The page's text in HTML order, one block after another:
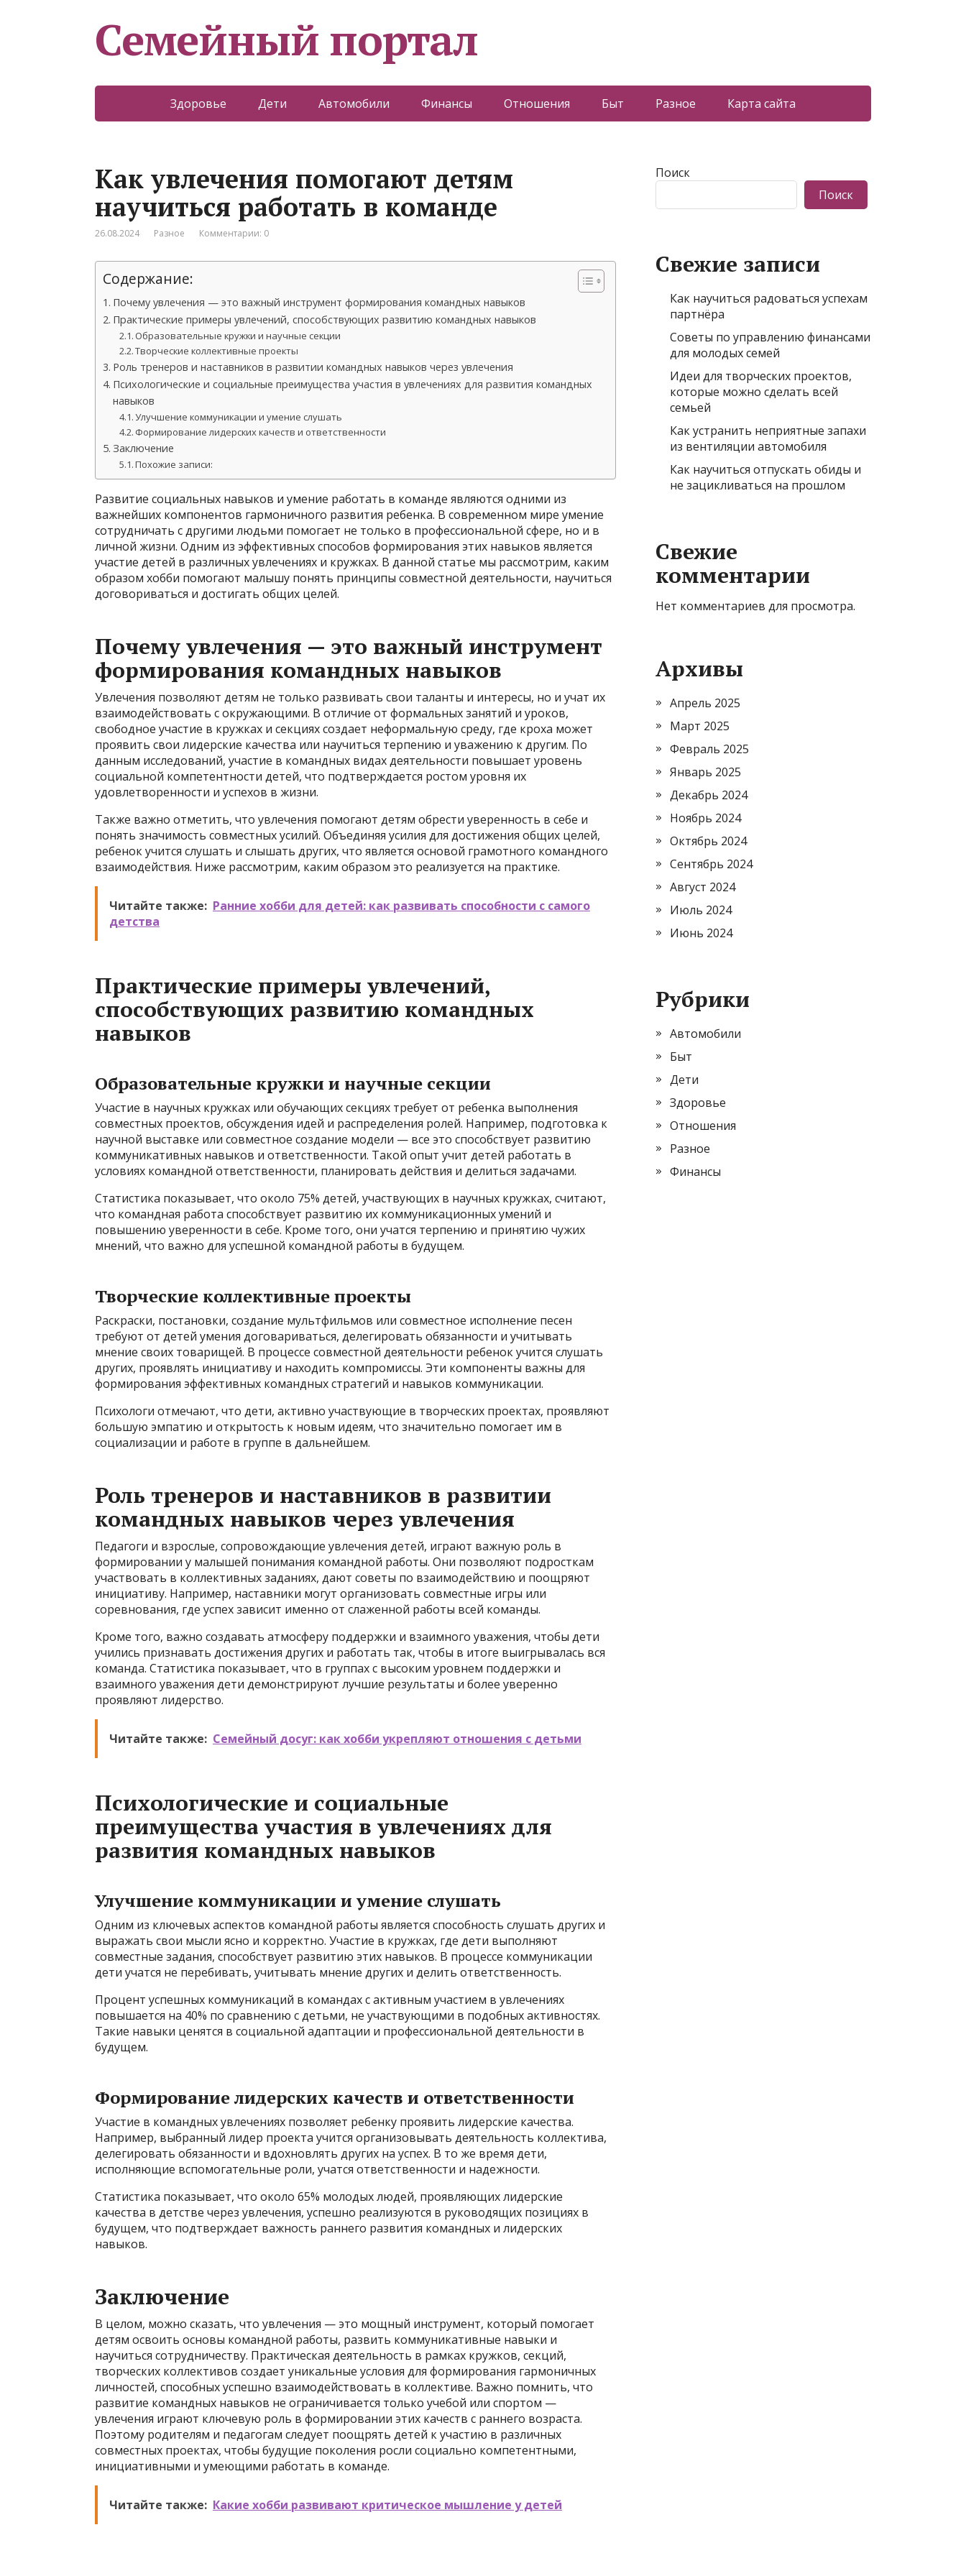
Семейный портал
Здоровье Дети Автомобили Финансы Отношения Быт Разное Карта сайта
Как увлечения помогают детям
научиться работать в команде
26.08.2024 Разное Комментарии: 0
Содержание:
Почему увлечения — это важный инструмент формирования командных навыков
Практические примеры увлечений, способствующих развитию командных навыков
Образовательные кружки и научные секции
Творческие коллективные проекты
Роль тренеров и наставников в развитии командных навыков через увлечения
Психологические и социальные преимущества участия в увлечениях для развития командных
навыков
Улучшение коммуникации и умение слушать
Формирование лидерских качеств и ответственности
Заключение
Похожие записи:
Развитие социальных навыков и умение работать в команде являются одними из
важнейших компонентов гармоничного развития ребенка. В современном мире умение
сотрудничать с другими людьми помогает не только в профессиональной сфере, но и в
личной жизни. Одним из эффективных способов формирования этих навыков является
участие детей в различных увлечениях и кружках. В данной статье мы рассмотрим, каким
образом хобби помогают малышу понять принципы совместной деятельности, научиться
договориваться и достигать общих целей.
Почему увлечения — это важный инструмент
формирования командных навыков
Увлечения позволяют детям не только развивать свои таланты и интересы, но и учат их
взаимодействовать с окружающими. В отличие от формальных занятий и уроков,
свободное участие в кружках и секциях создает неформальную среду, где кроха может
проявить свои лидерские качества или научиться терпению и уважению к другим. По
данным исследований, участие в командных видах деятельности повышает уровень
социальной компетентности детей, что подтверждается ростом уровня их
удовлетворенности и успехов в жизни.
Также важно отметить, что увлечения помогают детям обрести уверенность в себе и
понять значимость совместных усилий. Объединяя усилия для достижения общих целей,
ребенок учится слушать и слышать других, что является основой грамотного командного
взаимодействия. Ниже рассмотрим, каким образом это реализуется на практике.
Читайте также: Ранние хобби для детей: как развивать способности с самого
детства
Практические примеры увлечений,
способствующих развитию командных
навыков
Образовательные кружки и научные секции
Участие в научных кружках или обучающих секциях требует от ребенка выполнения
совместных проектов, обсуждения идей и распределения ролей. Например, подготовка к
научной выставке или совместное создание модели — все это способствует развитию
коммуникативных навыков и ответственности. Такой опыт учит детей работать в
условиях командной ответственности, планировать действия и делиться задачами.
Статистика показывает, что около 75% детей, участвующих в научных кружках, считают,
что командная работа способствует развитию их коммуникационных умений и
повышению уверенности в себе. Кроме того, они учатся терпению и принятию чужих
мнений, что важно для успешной командной работы в будущем.
Творческие коллективные проекты
Раскраски, постановки, создание мультфильмов или совместное исполнение песен
требуют от детей умения договариваться, делегировать обязанности и учитывать
мнение своих товарищей. В процессе совместной деятельности ребенок учится слушать
других, проявлять инициативу и находить компромиссы. Эти компоненты важны для
формирования эффективных командных стратегий и навыков коммуникации.
Психологи отмечают, что дети, активно участвующие в творческих проектах, проявляют
большую эмпатию и открытость к новым идеям, что значительно помогает им в
социализации и работе в группе в дальнейшем.
Роль тренеров и наставников в развитии
командных навыков через увлечения
Педагоги и взрослые, сопровождающие увлечения детей, играют важную роль в
формировании у малышей понимания командной работы. Они позволяют подросткам
участвовать в коллективных заданиях, дают советы по взаимодействию и поощряют
инициативу. Например, наставники могут организовать совместные игры или
соревнования, где успех зависит именно от слаженной работы всей команды.
Кроме того, важно создавать атмосферу поддержки и взаимного уважения, чтобы дети
учились признавать достижения других и работать так, чтобы в итоге выигрывалась вся
команда. Статистика показывает, что в группах с высоким уровнем поддержки и
взаимного уважения дети демонстрируют лучшие результаты и более уверенно
проявляют лидерство.
Читайте также: Семейный досуг: как хобби укрепляют отношения с детьми
Психологические и социальные
преимущества участия в увлечениях для
развития командных навыков
Улучшение коммуникации и умение слушать
Одним из ключевых аспектов командной работы является способность слушать других и
выражать свои мысли ясно и корректно. Участие в кружках, где дети выполняют
совместные задания, способствует развитию этих навыков. В процессе коммуникации
дети учатся не перебивать, учитывать мнение других и делить ответственность.
Процент успешных коммуникаций в командах с активным участием в увлечениях
повышается на 40% по сравнению с детьми, не участвующими в подобных активностях.
Такие навыки ценятся в социальной адаптации и профессиональной деятельности в
будущем.
Формирование лидерских качеств и ответственности
Участие в командных увлечениях позволяет ребенку проявить лидерские качества.
Например, выбранный лидер проекта учится организовывать деятельность коллектива,
делегировать обязанности и вдохновлять других на успех. В то же время дети,
исполняющие вспомогательные роли, учатся ответственности и надежности.
Статистика показывает, что около 65% молодых людей, проявляющих лидерские
качества в детстве через увлечения, успешно реализуются в руководящих позициях в
будущем, что подтверждает важность раннего развития командных и лидерских
навыков.
Заключение
В целом, можно сказать, что увлечения — это мощный инструмент, который помогает
детям освоить основы командной работы, развить коммуникативные навыки и
научиться сотрудничеству. Практическая деятельность в рамках кружков, секций,
творческих коллективов создает уникальные условия для формирования гармоничных
личностей, способных успешно взаимодействовать в коллективе. Важно помнить, что
развитие командных навыков не ограничивается только учебой или спортом —
увлечения играют ключевую роль в формировании этих качеств с раннего возраста.
Поэтому родителям и педагогам следует поощрять детей к участию в различных
совместных проектах, чтобы будущие поколения росли социально компетентными,
инициативными и умеющими работать в команде.
Читайте также: Какие хобби развивают критическое мышление у детей
Поиск
Поиск
Свежие записи
Как научиться радоваться успехам
партнёра
Советы по управлению финансами
для молодых семей
Идеи для творческих проектов,
которые можно сделать всей
семьей
Как устранить неприятные запахи
из вентиляции автомобиля
Как научиться отпускать обиды и
не зацикливаться на прошлом
Свежие
комментарии
Нет комментариев для просмотра.
Архивы
Апрель 2025
Март 2025
Февраль 2025
Январь 2025
Декабрь 2024
Ноябрь 2024
Октябрь 2024
Сентябрь 2024
Август 2024
Июль 2024
Июнь 2024
Рубрики
Автомобили
Быт
Дети
Здоровье
Отношения
Разное
Финансы